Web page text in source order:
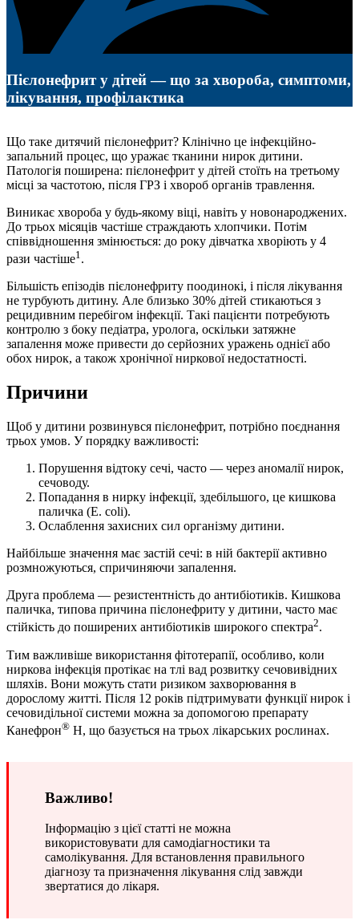
Пієлонефрит у дітей — що за хвороба, симптоми,
лікування, профілактика
Що таке дитячий пієлонефрит? Клінічно це інфекційно-
запальний процес, що уражає тканини нирок дитини.
Патологія поширена: пієлонефрит у дітей стоїть на третьому
місці за частотою, після ГРЗ і хвороб органів травлення.
Виникає хвороба у будь-якому віці, навіть у новонароджених.
До трьох місяців частіше страждають хлопчики. Потім
співвідношення змінюється: до року дівчатка хворіють у 4
рази частіше1.
Більшість епізодів пієлонефриту поодинокі, і після лікування
не турбують дитину. Але близько 30% дітей стикаються з
рецидивним перебігом інфекції. Такі пацієнти потребують
контролю з боку педіатра, уролога, оскільки затяжне
запалення може привести до серйозних уражень однієї або
обох нирок, а також хронічної ниркової недостатності.
Причини
Щоб у дитини розвинувся пієлонефрит, потрібно поєднання
трьох умов. У порядку важливості:
Порушення відтоку сечі, часто — через аномалії нирок,
сечоводу.
Попадання в нирку інфекції, здебільшого, це кишкова
паличка (E. coli).
Ослаблення захисних сил організму дитини.
Найбільше значення має застій сечі: в ній бактерії активно
розмножуються, спричиняючи запалення.
Друга проблема — резистентність до антибіотиків. Кишкова
паличка, типова причина пієлонефриту у дитини, часто має
стійкість до поширених антибіотиків широкого спектра2.
Тим важливіше використання фітотерапії, особливо, коли
ниркова інфекція протікає на тлі вад розвитку сечовивідних
шляхів. Вони можуть стати ризиком захворювання в
дорослому житті. Після 12 років підтримувати функції нирок і
сечовидільної системи можна за допомогою препарату
Канефрон® Н, що базується на трьох лікарських рослинах.
Важливо!
Інформацію з цієї статті не можна
використовувати для самодіагностики та
самолікування. Для встановлення правильного
діагнозу та призначення лікування слід завжди
звертатися до лікаря.